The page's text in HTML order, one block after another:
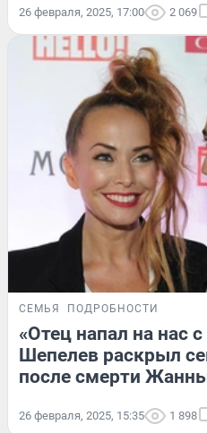
26 февраля, 2025, 17:00 2 069
СЕМЬЯ ПОДРОБНОСТИ
«Отец напал на нас
Шепелев раскрыл
после смерти
26 февраля, 2025, 15:35 1 898